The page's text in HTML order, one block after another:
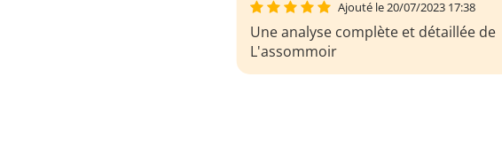
Ajouté le 20/07/2023 17:38
L'Assommoir : une fiche instructive
stimule la réflexion et met en valeur
contenu.